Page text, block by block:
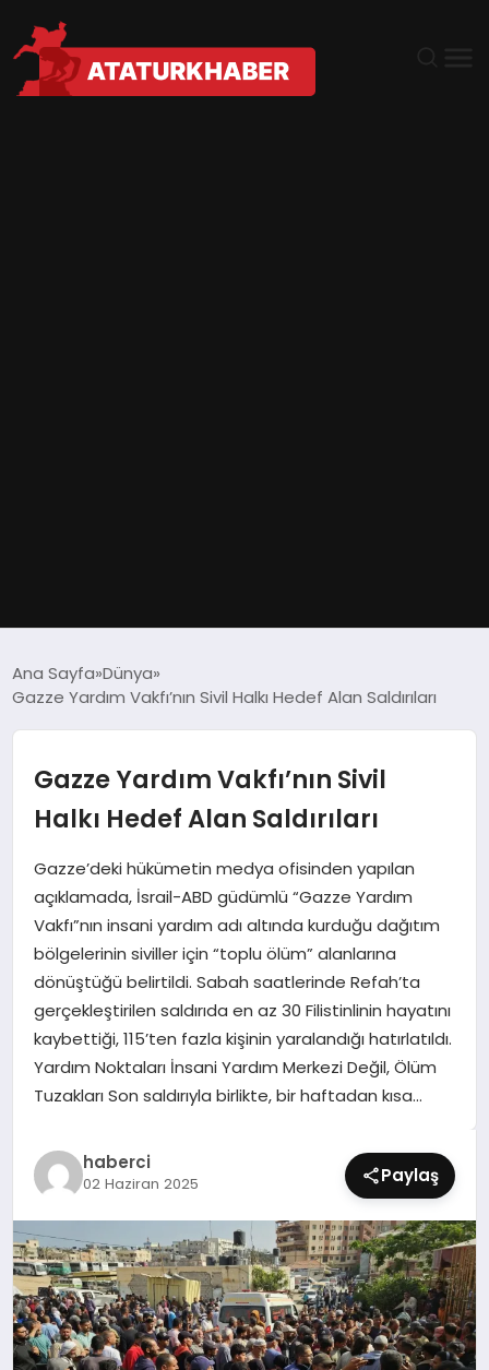
EĞITIM
EKONOMI
MAGAZIN
SAĞLIK
SIYASET
SPOR
TEKNOLOJI
YAŞAM
Ana Sayfa Dünya
Gazze Yardım Vakfı’nın Sivil Halkı Hedef Alan Saldırıları
Gazze Yardım Vakfı’nın Sivil
Halkı Hedef Alan Saldırıları
Gazze’deki hükümetin medya ofisinden yapılan
açıklamada, İsrail-ABD güdümlü “Gazze Yardım
Vakfı”nın insani yardım adı altında kurduğu dağıtım
bölgelerinin siviller için “toplu ölüm” alanlarına
dönüştüğü belirtildi. Sabah saatlerinde Refah’ta
gerçekleştirilen saldırıda en az 30 Filistinlinin hayatını
kaybettiği, 115’ten fazla kişinin yaralandığı hatırlatıldı.
Yardım Noktaları İnsani Yardım Merkezi Değil, Ölüm
Tuzakları Son saldırıyla birlikte, bir haftadan kısa…
haberci
02 Haziran 2025 Paylaş